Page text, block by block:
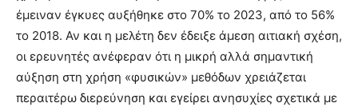
έμειναν έγκυες αυξήθηκε στο 70% το 2023, από το 56%
το 2018. Αν και η μελέτη δεν έδειξε άμεση αιτιακή σχέση,
οι ερευνητές ανέφεραν ότι η μικρή αλλά σημαντική
αύξηση στη χρήση «φυσικών» μεθόδων χρειάζεται
περαιτέρω διερεύνηση και εγείρει ανησυχίες σχετικά με